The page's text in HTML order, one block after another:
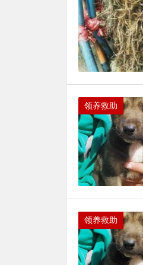
领养救助
领养救助